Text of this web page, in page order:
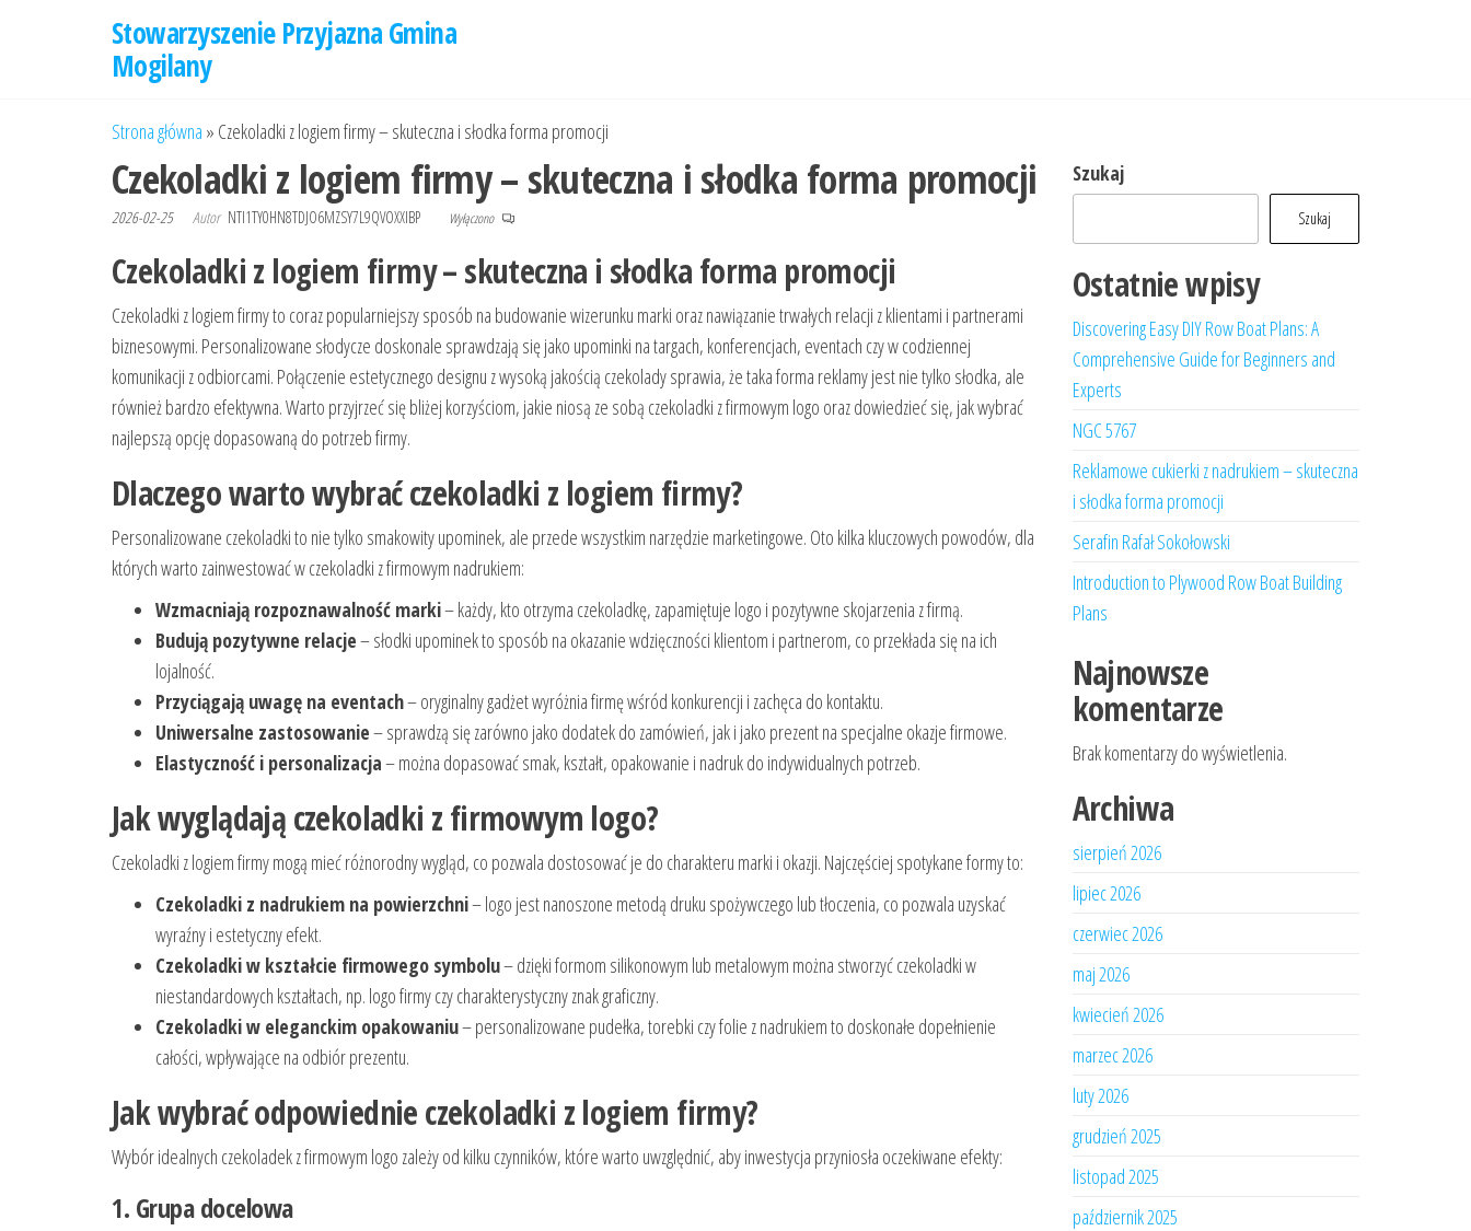
Stowarzyszenie Przyjazna Gmina
Mogilany
Strona główna » Czekoladki z logiem firmy – skuteczna i słodka forma promocji
Czekoladki z logiem firmy – skuteczna i słodka forma promocji
2026-02-25 Autor NTI1TY0HN8TDJO6MZSY7L9QVOXXIBP Wyłączono
Czekoladki z logiem firmy – skuteczna i słodka forma promocji
Czekoladki z logiem firmy to coraz popularniejszy sposób na budowanie wizerunku marki oraz nawiązanie trwałych relacji z klientami i partnerami
biznesowymi. Personalizowane słodycze doskonale sprawdzają się jako upominki na targach, konferencjach, eventach czy w codziennej
komunikacji z odbiorcami. Połączenie estetycznego designu z wysoką jakością czekolady sprawia, że taka forma reklamy jest nie tylko słodka, ale
również bardzo efektywna. Warto przyjrzeć się bliżej korzyściom, jakie niosą ze sobą czekoladki z firmowym logo oraz dowiedzieć się, jak wybrać
najlepszą opcję dopasowaną do potrzeb firmy.
Dlaczego warto wybrać czekoladki z logiem firmy?
Personalizowane czekoladki to nie tylko smakowity upominek, ale przede wszystkim narzędzie marketingowe. Oto kilka kluczowych powodów, dla
których warto zainwestować w czekoladki z firmowym nadrukiem:
Wzmacniają rozpoznawalność marki– każdy, kto otrzyma czekoladkę, zapamiętuje logo i pozytywne skojarzenia z firmą.
Budują pozytywne relacje– słodki upominek to sposób na okazanie wdzięczności klientom i partnerom, co przekłada się na ich
lojalność.
Przyciągają uwagę na eventach– oryginalny gadżet wyróżnia firmę wśród konkurencji i zachęca do kontaktu.
Uniwersalne zastosowanie– sprawdzą się zarówno jako dodatek do zamówień, jak i jako prezent na specjalne okazje firmowe.
Elastyczność i personalizacja– można dopasować smak, kształt, opakowanie i nadruk do indywidualnych potrzeb.
Jak wyglądają czekoladki z firmowym logo?
Czekoladki z logiem firmy mogą mieć różnorodny wygląd, co pozwala dostosować je do charakteru marki i okazji. Najczęściej spotykane formy to:
Czekoladki z nadrukiem na powierzchni– logo jest nanoszone metodą druku spożywczego lub tłoczenia, co pozwala uzyskać
wyraźny i estetyczny efekt.
Czekoladki w kształcie firmowego symbolu– dzięki formom silikonowym lub metalowym można stworzyć czekoladki w
niestandardowych kształtach, np. logo firmy czy charakterystyczny znak graficzny.
Czekoladki w eleganckim opakowaniu– personalizowane pudełka, torebki czy folie z nadrukiem to doskonałe dopełnienie
całości, wpływające na odbiór prezentu.
Jak wybrać odpowiednie czekoladki z logiem firmy?
Wybór idealnych czekoladek z firmowym logo zależy od kilku czynników, które warto uwzględnić, aby inwestycja przyniosła oczekiwane efekty:
1. Grupa docelowa
Szukaj
Szukaj
Ostatnie wpisy
Discovering Easy DIY Row Boat Plans: A
Comprehensive Guide for Beginners and
Experts
NGC 5767
Reklamowe cukierki z nadrukiem – skuteczna
i słodka forma promocji
Serafin Rafał Sokołowski
Introduction to Plywood Row Boat Building
Plans
Najnowsze
komentarze
Brak komentarzy do wyświetlenia.
Archiwa
sierpień 2026
lipiec 2026
czerwiec 2026
maj 2026
kwiecień 2026
marzec 2026
luty 2026
grudzień 2025
listopad 2025
październik 2025